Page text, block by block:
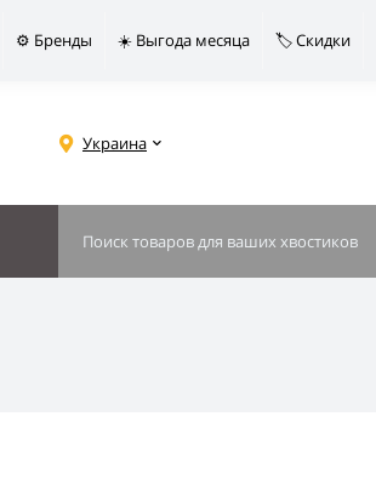
⚙️ Бренды ☀️ Выгода месяца 🏷️ Скидки
Украина